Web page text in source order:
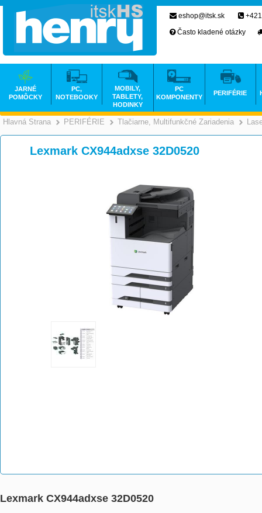
Hlavná Strana >
PERIFÉRIE >
Tlačiarne, Multifunkčné Zariadenia
Lexmark CX944adxse 32D0520
Lexmark CX944adxse 32D0520
eshop@itsk.sk
Často kladené otázky
JARNÉ
POMÔCKY
PC,
NOTEBOOKY
MOBILY,
TABLETY,
HODINKY
PC
KOMPONENTY
PERIFÉRIE